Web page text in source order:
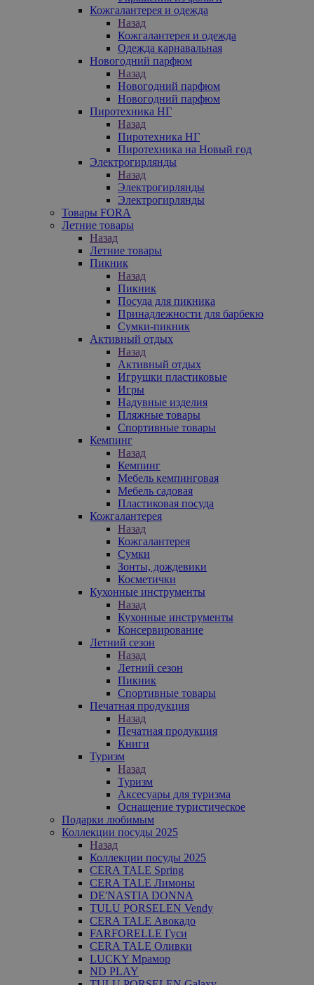
Кожгалантерея и одежда
Назад
Кожгалантерея и одежда
Одежда карнавальная
Новогодний парфюм
Назад
Новогодний парфюм
Новогодний парфюм
Пиротехника НГ
Назад
Пиротехника НГ
Пиротехника на Новый год
Электрогирлянды
Назад
Электрогирлянды
Электрогирлянды
Товары FORA
Летние товары
Назад
Летние товары
Пикник
Назад
Пикник
Посуда для пикника
Принадлежности для барбекю
Сумки-пикник
Активный отдых
Назад
Активный отдых
Игрушки пластиковые
Игры
Надувные изделия
Пляжные товары
Спортивные товары
Кемпинг
Назад
Кемпинг
Мебель кемпинговая
Мебель садовая
Пластиковая посуда
Кожгалантерея
Назад
Кожгалантерея
Сумки
Зонты, дождевики
Косметички
Кухонные инструменты
Назад
Кухонные инструменты
Консервирование
Летний сезон
Назад
Летний сезон
Пикник
Спортивные товары
Печатная продукция
Назад
Печатная продукция
Книги
Туризм
Назад
Туризм
Аксесуары для туризма
Оснащение туристическое
Подарки любимым
Коллекции посуды 2025
Назад
Коллекции посуды 2025
CERA TALE Spring
CERA TALE Лимоны
DE'NASTIA DONNA
TULU PORSELEN Vendy
CERA TALE Авокадо
FARFORELLE Гуси
CERA TALE Оливки
LUCKY Мрамор
ND PLAY